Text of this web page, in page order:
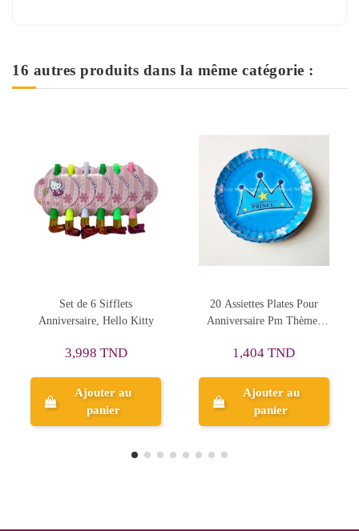
16 autres produits dans la même catégorie :
20 Assiettes Plates Pour
Anniversaire Pm Thème,
1,404 TND
Ajouter au
panier
20 Couteaux en Bois
Naturel
4,296 TND
Ajouter au
panier